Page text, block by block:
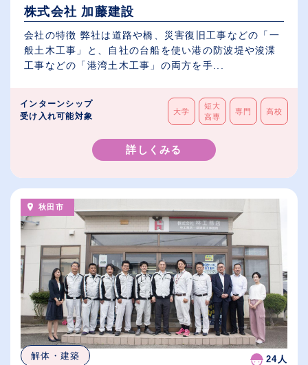
株式会社 加藤建設
会社の特徴 弊社は道路や橋、災害復旧工事などの「一
般土木工事」と、自社の台船を使い港の防波堤や浚渫
工事などの「港湾土木工事」の両方を手...
インターンシップ
受け入れ可能対象
大学
短大
高専
専門 高校
詳しくみる
秋田市
解体・建築 24人